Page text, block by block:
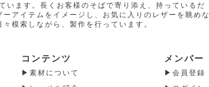
います。長くお客様のそばで寄り添え、持っているだ
アイテムをイメージし、お気に入りのレザーを眺めな
模索しながら、製作を行っています。
コンテンツ
素材について
メンバー
会員登録